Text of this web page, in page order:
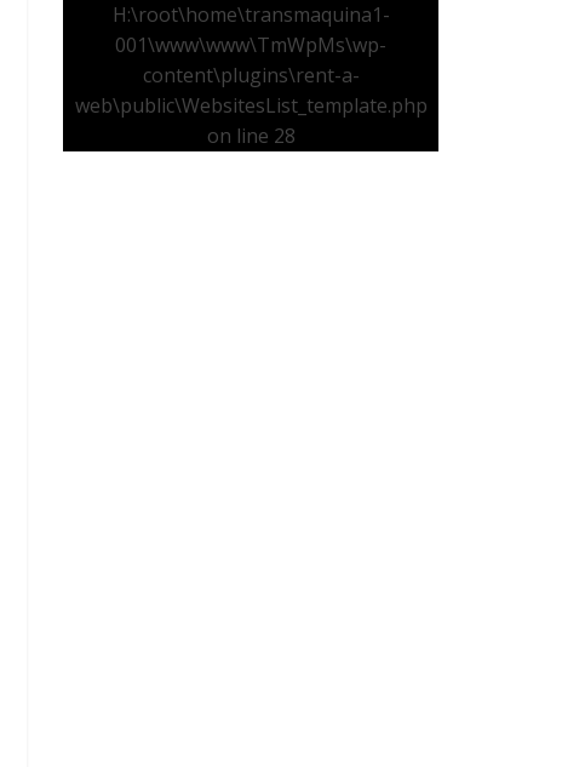
H:\root\home\transmaquina1-
001\www\www\TmWpMs\wp-
content\plugins\rent-a-
web\public\WebsitesList_template.php
on line 28